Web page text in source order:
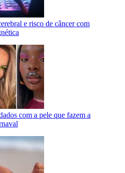
e risco de câncer com
com a pele que fazem a